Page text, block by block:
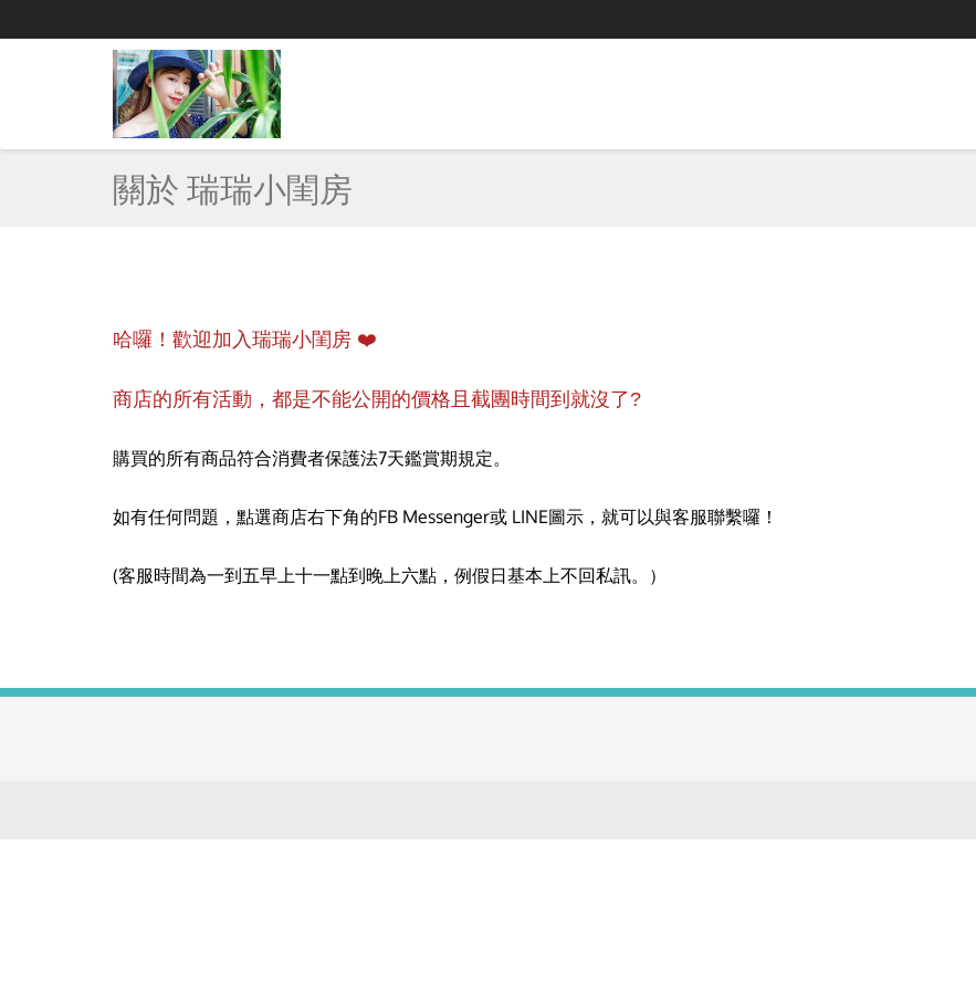
關於 瑞瑞小閨房
哈囉！歡迎加入瑞瑞小閨房 ❤️
商店的所有活動，都是不能公開的價格且截團時間到就沒了?
購買的所有商品符合消費者保護法7天鑑賞期規定。
如有任何問題，點選商店右下角的FB Messenger或 LINE圖示，就可以與客服聯繫囉！
(客服時間為一到五早上十一點到晚上六點，例假日基本上不回私訊。）